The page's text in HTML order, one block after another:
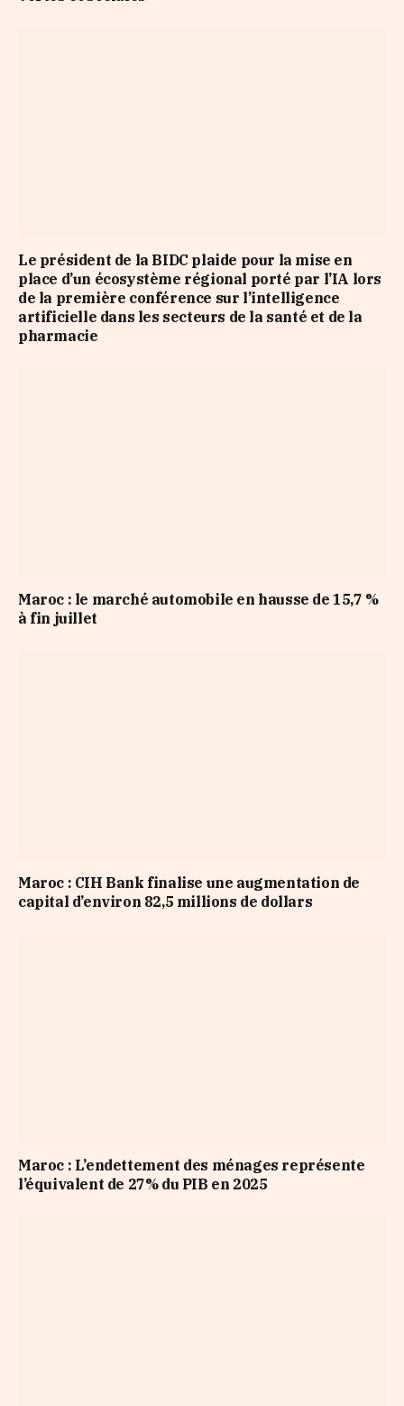
Le président de la BIDC plaide pour la mise en
place d’un écosystème régional porté par l’IA lors
de la première conférence sur l’intelligence
artificielle dans les secteurs de la santé et de la
pharmacie
Maroc : le marché automobile en hausse de 15,7 %
à fin juillet
Maroc : CIH Bank finalise une augmentation de
capital d’environ 82,5 millions de dollars
Maroc : L’endettement des ménages représente
l’équivalent de 27% du PIB en 2025